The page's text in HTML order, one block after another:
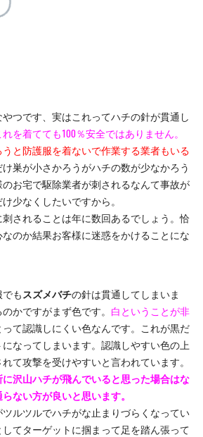
つです、実はこれってハチの針が貫通し
れを着てても100％安全ではありません。
と防護服を着ないで作業する業者もいる
巣が小さかろうがハチの数が少なかろう
お宅で駆除業者が刺されるなんて事故が
少なくしたいですから。
されることは年に数回あるでしょう。恰
のか結果お客様に迷惑をかけることにな
もスズメバチの針は貫通してしまいま
かですがまず色です。 白ということが非
て認識しにくい色なんです。これが黒だ
なってしまいます。認識しやすい色の上
て攻撃を受けやすいと言われています。
沢山ハチが飛んでいると思った場合はな
ない方が良いと思います。
ルツルでハチがな止まりづらくなってい
てターゲットに掴まって足を踏ん張って